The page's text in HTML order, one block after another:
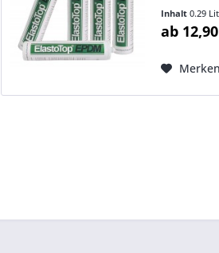
zum
zum
Inhalt0.29
ab
Merken